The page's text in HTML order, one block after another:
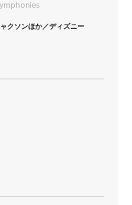
クソンほか／ディズニー